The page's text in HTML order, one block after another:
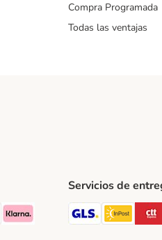
Compra Programada
Todas las ventajas
MethodMethod
Klarna Payment Method
Servicios de
GLS